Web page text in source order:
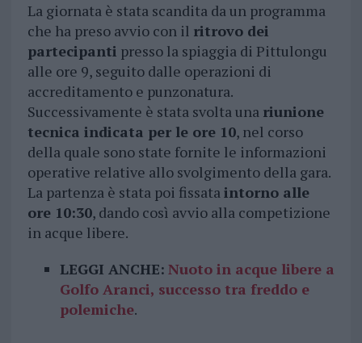
La giornata è stata scandita da un programma
che ha preso avvio con il ritrovo dei
partecipanti presso la spiaggia di Pittulongu
alle ore 9, seguito dalle operazioni di
accreditamento e punzonatura.
Successivamente è stata svolta una riunione
tecnica indicata per le ore 10, nel corso
della quale sono state fornite le informazioni
operative relative allo svolgimento della gara.
La partenza è stata poi fissataintorno alle
ore 10:30, dando così avvio alla competizione
in acque libere.
LEGGI ANCHE: Nuoto in acque libere a
Golfo Aranci, successo tra freddo e
polemiche.